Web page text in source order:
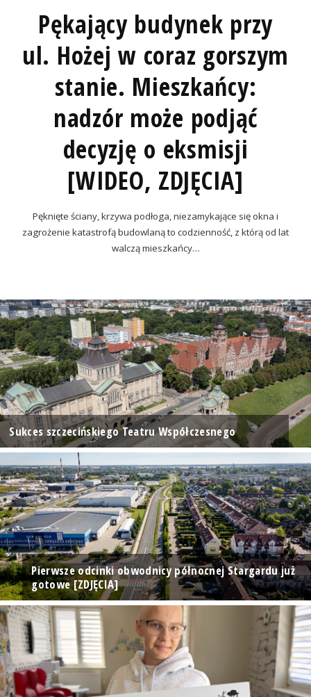
Pękający budynek przy
ul. Hożej w coraz gorszym
stanie. Mieszkańcy:
nadzór może podjąć
decyzję o eksmisji
[WIDEO, ZDJĘCIA]
Pęknięte ściany, krzywa podłoga, niezamykające się okna i
zagrożenie katastrofą budowlaną to codzienność, z którą od lat
walczą mieszkańcy…
Sukces szczecińskiego Teatru Współczesnego
Pierwsze odcinki obwodnicy północnej Stargardu już
gotowe [ZDJĘCIA]